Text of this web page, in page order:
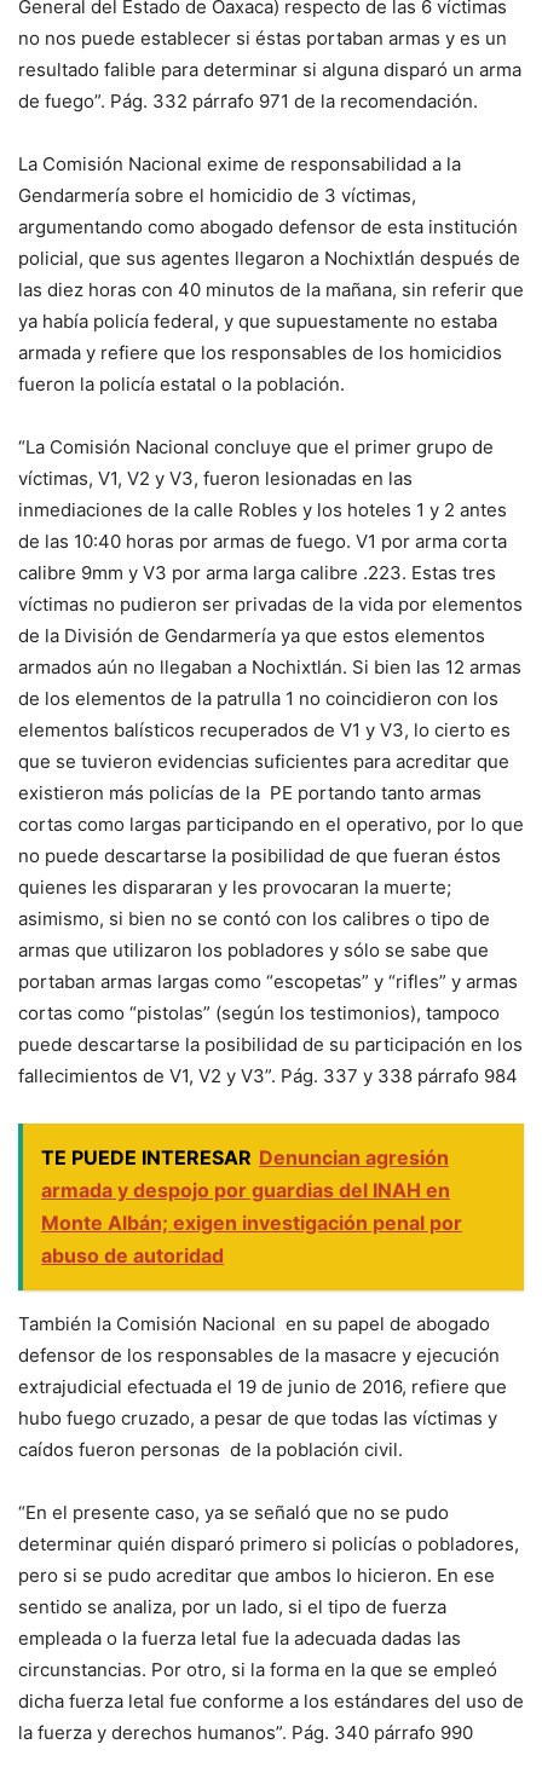
General del Estado de Oaxaca) respecto de las 6 víctimas
no nos puede establecer si éstas portaban armas y es un
resultado falible para determinar si alguna disparó un arma
de fuego”. Pág. 332 párrafo 971 de la recomendación.
La Comisión Nacional exime de responsabilidad a la
Gendarmería sobre el homicidio de 3 víctimas,
argumentando como abogado defensor de esta institución
policial, que sus agentes llegaron a Nochixtlán después de
las diez horas con 40 minutos de la mañana, sin referir que
ya había policía federal, y que supuestamente no estaba
armada y refiere que los responsables de los homicidios
fueron la policía estatal o la población.
“La Comisión Nacional concluye que el primer grupo de
víctimas, V1, V2 y V3, fueron lesionadas en las
inmediaciones de la calle Robles y los hoteles 1 y 2 antes
de las 10:40 horas por armas de fuego. V1 por arma corta
calibre 9mm y V3 por arma larga calibre .223. Estas tres
víctimas no pudieron ser privadas de la vida por elementos
de la División de Gendarmería ya que estos elementos
armados aún no llegaban a Nochixtlán. Si bien las 12 armas
de los elementos de la patrulla 1 no coincidieron con los
elementos balísticos recuperados de V1 y V3, lo cierto es
que se tuvieron evidencias suficientes para acreditar que
existieron más policías de la PE portando tanto armas
cortas como largas participando en el operativo, por lo que
no puede descartarse la posibilidad de que fueran éstos
quienes les dispararan y les provocaran la muerte;
asimismo, si bien no se contó con los calibres o tipo de
armas que utilizaron los pobladores y sólo se sabe que
portaban armas largas como “escopetas” y “rifles” y armas
cortas como “pistolas” (según los testimonios), tampoco
puede descartarse la posibilidad de su participación en los
fallecimientos de V1, V2 y V3”. Pág. 337 y 338 párrafo 984
TE PUEDE INTERESAR Denuncian agresión
armada y despojo por guardias del INAH en
Monte Albán; exigen investigación penal por
abuso de autoridad
También la Comisión Nacional en su papel de abogado
defensor de los responsables de la masacre y ejecución
extrajudicial efectuada el 19 de junio de 2016, refiere que
hubo fuego cruzado, a pesar de que todas las víctimas y
caídos fueron personas de la población civil.
“En el presente caso, ya se señaló que no se pudo
determinar quién disparó primero si policías o pobladores,
pero si se pudo acreditar que ambos lo hicieron. En ese
sentido se analiza, por un lado, si el tipo de fuerza
empleada o la fuerza letal fue la adecuada dadas las
circunstancias. Por otro, si la forma en la que se empleó
dicha fuerza letal fue conforme a los estándares del uso de
la fuerza y derechos humanos”. Pág. 340 párrafo 990